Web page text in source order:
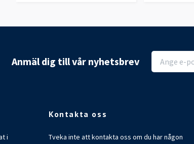
Anmäl dig till vår nyhetsbrev
i
Kontakta oss
Tveka inte att kontakta oss om du har någon